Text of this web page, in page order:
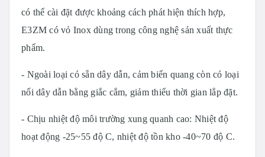
có thể cài đặt được khoảng cách phát hiện thích hợp,
E3ZM có vỏ Inox dùng trong công nghệ sản xuất thực
phẩm.
- Ngoài loại có sẵn dây dẫn, cảm biến quang còn có loại
nối dây dẫn bằng giắc cắm, giảm thiểu thời gian lắp đặt.
- Chịu nhiệt độ môi trường xung quanh cao: Nhiệt độ
hoạt động -25~55 độ C, nhiệt độ tồn kho -40~70 độ C.